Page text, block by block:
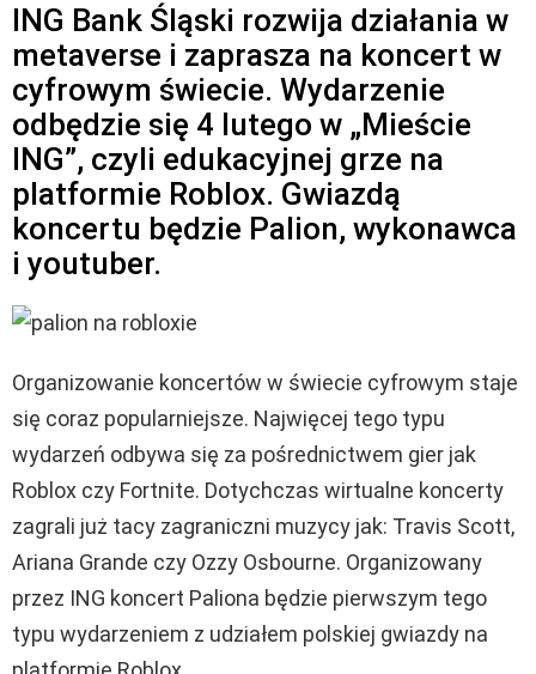
ING Bank Śląski rozwija działania w
metaverse i zaprasza na koncert w
cyfrowym świecie. Wydarzenie
odbędzie się 4 lutego w „Mieście
ING”, czyli edukacyjnej grze na
platformie Roblox. Gwiazdą
koncertu będzie Palion, wykonawca
i youtuber.
Organizowanie koncertów w świecie cyfrowym staje
się coraz popularniejsze. Najwięcej tego typu
wydarzeń odbywa się za pośrednictwem gier jak
Roblox czy Fortnite. Dotychczas wirtualne koncerty
zagrali już tacy zagraniczni muzycy jak: Travis Scott,
Ariana Grande czy Ozzy Osbourne. Organizowany
przez ING koncert Paliona będzie pierwszym tego
typu wydarzeniem z udziałem polskiej gwiazdy na